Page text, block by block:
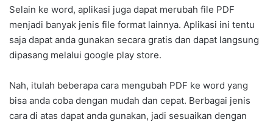
Selain ke word, aplikasi juga dapat merubah file PDF
menjadi banyak jenis file format lainnya. Aplikasi ini tentu
saja dapat anda gunakan secara gratis dan dapat langsung
dipasang melalui google play store.
Nah, itulah beberapa cara mengubah PDF ke word yang
bisa anda coba dengan mudah dan cepat. Berbagai jenis
cara di atas dapat anda gunakan, jadi sesuaikan dengan